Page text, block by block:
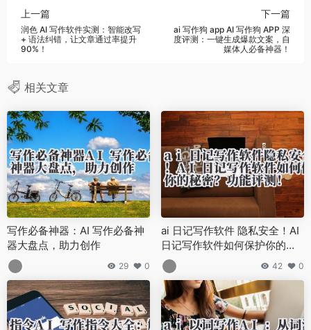
上一篇
润色 AI 写作软件实测：智能改写
+ 语法纠错，让文章通过率提升
90%！
下一篇
ai 写作狗 app AI 写作狗 APP 深
度评测：一键生成爆款文案，自
媒体人必备神器！
相关文章
写作必备神器：AI 写作必备神
器大盘点，助力创作
29 0
ai 日记写作软件 隐私安全！AI
日记写作软件如何保护你的秘
密？功能评测！
42 0